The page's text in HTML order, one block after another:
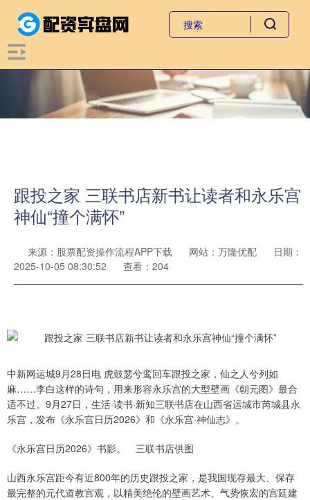
跟投之家 三联书店新书让读者和永乐宫
神仙“撞个满怀”
来源：股票配资操作流程APP下载 网站：万隆优配
日期：
2025-10-05 08:30:52
查看：204
中新网运城9月28日电 虎鼓瑟兮鸾回车跟投之家，仙之人兮列如
麻……李白这样的诗句，用来形容永乐宫的大型壁画《朝元图》最合
适不过。9月27日，生活·读书·新知三联书店在山西省运城市芮城县永
乐宫，发布《永乐宫日历2026》和《永乐宫·神仙志》。
《永乐宫日历2026》书影。 三联书店供图
山西永乐宫距今有近800年的历史跟投之家，是我国现存最大、保存
最完整的元代道教宫观，以精美绝伦的壁画艺术、气势恢宏的宫廷建